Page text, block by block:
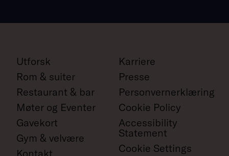
Utforsk
Rom & suiter
Restaurant & bar
Møter og Eventer
Gavekort
Gym & velvære
Kontakt
Karriere
Presse
Personvernerklæring
Cookie Policy
Accessibility
Statement
Cookie Settings